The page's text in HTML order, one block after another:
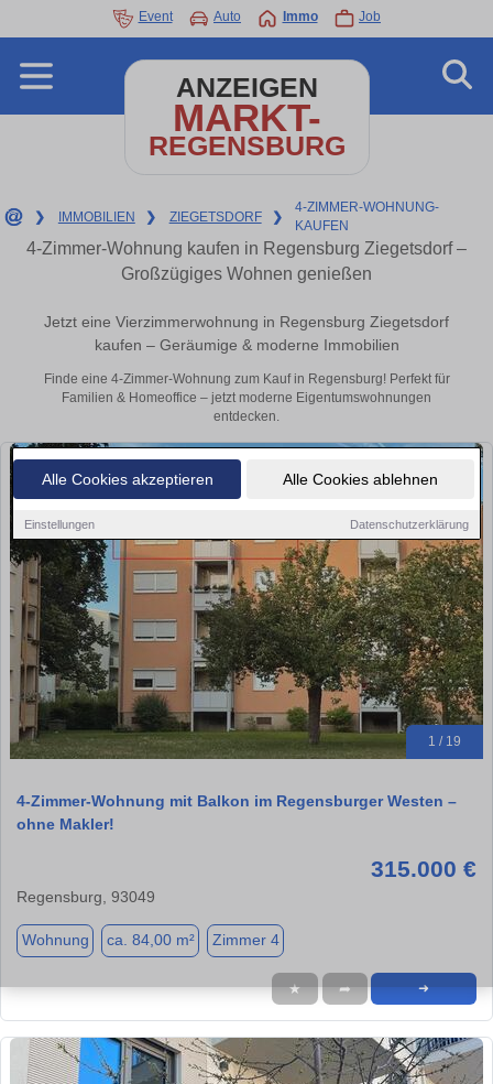
Alle Cookies akzeptieren Alle Cookies ablehnen
Einstellungen Datenschutzerklärung
Event Auto Immo Job
ANZEIGEN
MARKT-
REGENSBURG
❯ IMMOBILIEN ❯ ZIEGETSDORF ❯
4-ZIMMER-WOHNUNG-
KAUFEN
4-Zimmer-Wohnung kaufen in Regensburg Ziegetsdorf –
Großzügiges Wohnen genießen
Jetzt eine Vierzimmerwohnung in Regensburg Ziegetsdorf
kaufen – Geräumige & moderne Immobilien
Finde eine 4-Zimmer-Wohnung zum Kauf in Regensburg! Perfekt für
Familien & Homeoffice – jetzt moderne Eigentumswohnungen
entdecken.
1 / 19
4-Zimmer-Wohnung mit Balkon im Regensburger Westen –
ohne Makler!
315.000 €
Regensburg, 93049
Wohnung ca. 84,00 m² Zimmer 4
★ ➦ ➜